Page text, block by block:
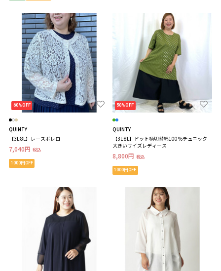
60%OFF
QUINTY
【3L-8L】レースボレロ
7,040円 税込
1000円OFF
50%OFF
QUINTY
【3L-8L】ドット柄切替綿100％チュニック
大きいサイズレディース
8,800円 税込
1000円OFF